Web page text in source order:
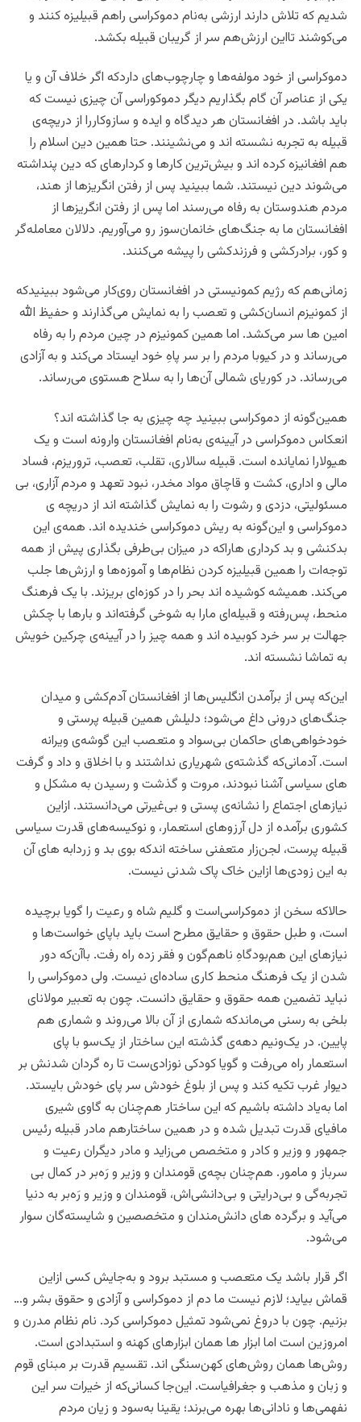
شدیم که تلاش دارند ارزشی به‌نام دموکراسی راهم قبیلیزه کنند و
می‌کوشند تااین ارزش‌هم سر از گریبان قبیله بکشد.
دموکراسی از خود مولفه‌ها و چارچوب‌های داردکه اگر خلاف آن و یا
یکی از عناصر آن گام بگذاریم دیگر دموکوراسی آن چیزی نیست که
باید باشد. در افغانستان هر دیدگاه و ایده و سازوکاررا از دریچه‌ی
قبیله به تجربه نشسته اند و می‌نشینند. حتا همین دین اسلام را
هم افغانیزه کرده اند و بیش‌ترین کارها و کردارهای که دین پنداشته
می‌شوند دین نیستند. شما ببینید پس از رفتن انگریزها از هند،
مردم هندوستان به رفاه می‌رسند اما پس از رفتن انگریزها از
افغانستان ما به جنگ‌های خانمان‌سوز رو می‌آوریم. دلالان معامله‌گر
و کور، برادرکشی و فرزندکشی را پیشه می‌کنند.
زمانی‌هم که رژیم کمونیستی در افغانستان روی‌کار می‌شود ببینیدکه
از کمونیزم انسان‌کشی و تعصب را به نمایش می‌گذارند و حفیظ الله
امین ها سر می‌کشد. اما همین کمونیزم در چین مردم را به رفاه
می‌رساند و در کیوبا مردم را بر سر پاهِ خود ایستاد می‌کند و به آزادی
می‌رساند. در کوریای شمالی آن‌ها را به سلاح هستوی می‌رساند.
همین‌گونه از دموکراسی ببینید چه چیزی به جا گذاشته اند؟
انعکاس دموکراسی در آیینه‌ی به‌نام افغانستان وارونه است و یک
هیولارا نمایانده است. قبیله سالاری، تقلب، تعصب، تروریزم، فساد
مالی و اداری، کشت و قاچاق مواد مخدر، نبود تعهد و مردم آزاری، بی
مسئولیتی، دزدی و رشوت را به نمایش گذاشته اند از دریچه ی
دموکراسی و این‌گونه به ریش دموکراسی خندیده اند. همه‌ی این
بدکنشی و بد کرداری هاراکه در میزان بی‌طرفی بگذاری پیش از همه
توجه‌ات را همین قبیلیزه کردن نظام‌ها و آموزه‌ها و ارزش‌ها جلب
می‌کند. همیشه کوشیده اند بحر را در کوزه‌ای بریزند. با یک فرهنگ
منحط، پس‌رفته و قبیله‌ای مارا به شوخی گرفته‌اند و بارها با چکش
جهالت بر سر خرد کوبیده اند و همه چیز را در آیینه‌ی چرکین خویش
به تماشا نشسته اند.
این‌که پس از برآمدن انگلیس‌ها از افغانستان آدم‌کشی و میدان
جنگ‌های درونی داغ می‌شود؛ دلیلش همین قبیله پرستی و
خودخواهی‌های حاکمان بی‌سواد و متعصب این گوشه‌ی ویرانه
است. آدمانی‌که گذشته‌ی شهریاری نداشتند و با اخلاق و داد و گرفت
های سیاسی آشنا نبودند، مروت و گذشت و رسیدن به مشکل و
نیازهای اجتماع را نشانه‌ی پستی و بی‌غیرتی می‌دانستند. ازاین
کشوری برآمده از دل آرزوهای استعمار، و نوکیسه‌های قدرت سیاسی
قبیله پرست، لجن‌زار متعفنی ساخته اند‌که بوی بد و زردابه های آن
به‌ این زودی‌ها ازاین خاک پاک شدنی نیست.
حالاکه سخن از دموکراسی‌است و گلیم شاه و رعیت را گویا برچیده
است، و طبل حقوق و حقایق مطرح است باید باپای خواست‌ها و
نیازهای این هم‌بودگاهِ ناهم‌گون و فقر زده راه رفت. باآن‌که دور
شدن از یک فرهنگ منحط کاری ساده‌ای نیست. ولی دموکراسی را
نباید تضمین همه حقوق و حقایق دانست. چون به تعبیر مولانای
بلخی به رسنی می‌ماندکه شماری از آن بالا می‌روند و شماری هم
پایین. در یک‌ونیم دهه‌ی گذشته این ساختار از یک‌سو با پای
استعمار راه می‌رفت و گویا کودکی نوزادی‌ست تا ره گردان شدنش بر
دیوار غرب تکیه کند و پس از بلوغ خودش سر پای خودش بایستد.
اما به‌یاد داشته باشیم که این ساختار هم‌چنان به گاوی شیری
مافیای قدرت تبدیل شده و در همین ساختارهم مادر قبیله رئیس
جمهور و وزیر و کادر و متخصص می‌زاید و مادر دیگران رعیت و
سرباز و مامور. هم‌چنان بچه‌ی قومندان و وزیر و رَه‌بر در کمال بی
تجربه‌گی و بی‌درایتی و بی‌دانشی‌اش، قومندان و وزیر و رَه‌بر به دنیا
می‌آید و برگرده های دانش‌مندان و متخصصین و شایسته‌گان سوار
می‌شود.
اگر قرار باشد یک متعصب و مستبد برود و به‌جایش کسی ازاین
قماش بیاید؛ لازم نیست ما دم از دموکراسی و آزادی و حقوق بشر و…
بزنیم. چون با دروغ نمی‌شود تمثیل دموکراسی کرد. نام نظام مدرن و
امروزین است اما ابزار ها همان‌ ابزارهای کهنه و استبدادی است.
روش‌ها همان روش‌های کهن‌سنگی اند. تقسیم قدرت بر مبنای قوم
و زبان و مذهب و جغرافیاست. این‌جا کسانی‌که از خیرات سر این
نفهمی‌ها و نادانی‌ها بهره می‌برند؛ یقینا به‌سود و زیان مردم